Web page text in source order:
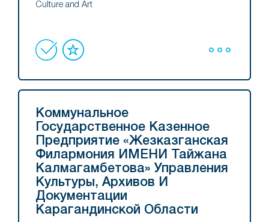
Culture and Art
Коммунальное
Государственное Казенное
Предприятие «Жезказганская
Филармония ИМЕНИ Тайжана
Калмагамбетова» Управления
Культуры, Архивов И
Документации
Карагандинской Области